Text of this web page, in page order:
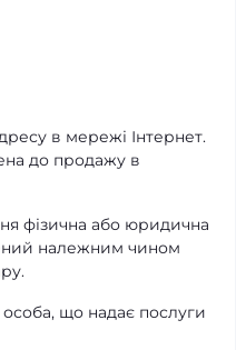
в мережі Інтернет.
​​до продажу в
фізична або юридична
належним чином
що надає послуги